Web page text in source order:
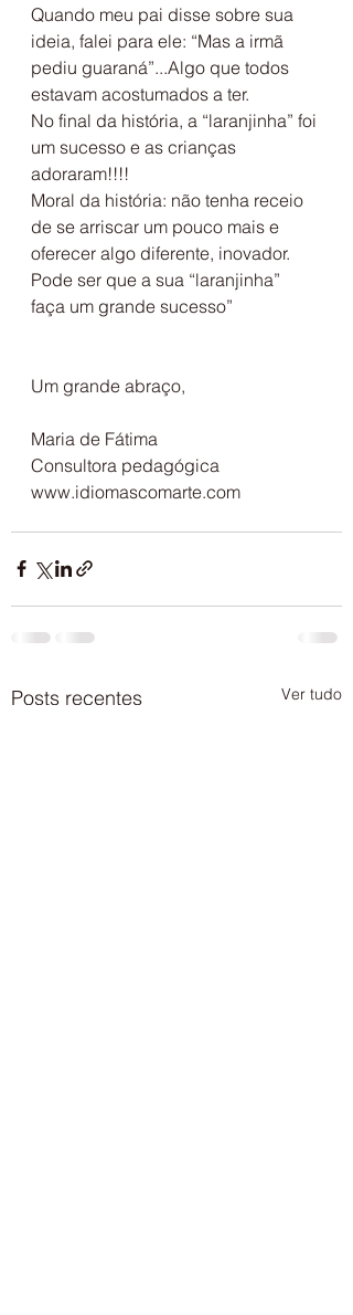
Quando meu pai disse sobre sua
ideia, falei para ele: “Mas a irmã
pediu guaraná”...Algo que todos
estavam acostumados a ter.
No final da história, a “laranjinha” foi
um sucesso e as crianças
adoraram!!!!
Moral da história: não tenha receio
de se arriscar um pouco mais e
oferecer algo diferente, inovador.
Pode ser que a sua “laranjinha”
faça um grande sucesso”
Um grande abraço,
Maria de Fátima
Consultora pedagógica
www.idiomascomarte.com
Posts recentes Ver tudo